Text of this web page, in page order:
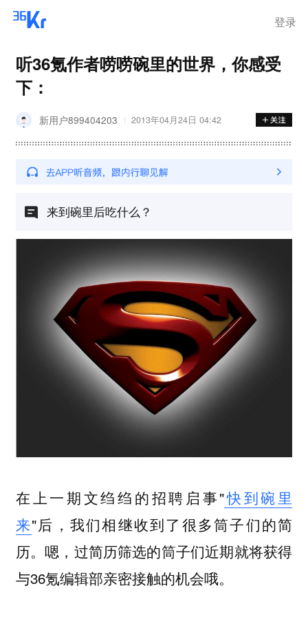
登录
听36氪作者唠唠碗里的世界，你感受
下：
新用户899404203 2013年04月24日 04:42
来到碗里后吃什么？
在上一期文绉绉的招聘启事"快到碗里
来"后，我们相继收到了很多筒子们的简
历。嗯，过简历筛选的筒子们近期就将获得
与36氪编辑部亲密接触的机会哦。